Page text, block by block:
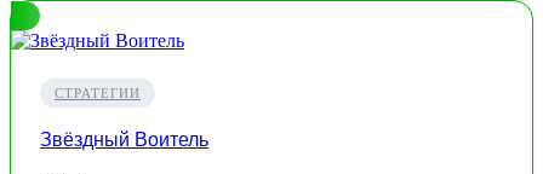
СТРАТЕГИИ
Звёздный Воитель